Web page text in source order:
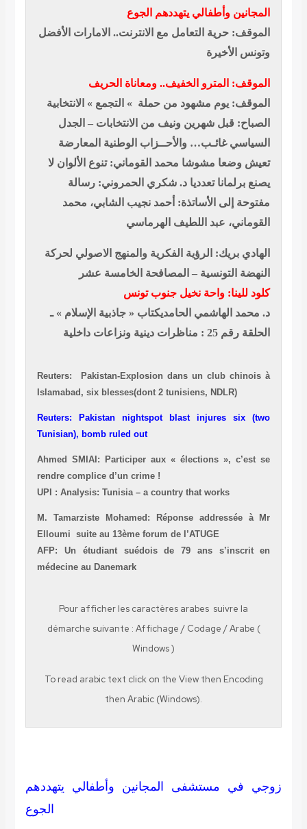
المجانين وأطفالي يتهددهم الجوع
الموقف: حرية التعامل مع الانترنت.. الامارات الأفضل
وتونس الأخيرة
الموقف: المترو الخفيف.. ومعاناة الحريف
الموقف: يوم مشهود من حملة » التجمع » الانتخابية
الصباح: قبل شهرين ونيف من الانتخابات – الجدل
السياسي غائـب… والأحــزاب الوطنية المعارضة
تعيش وضعا مشوشا محمد القوماني: تنوع الألوان لا
يصنع برلمانا تعدديا د. شكري الحمروني: رسالة
مفتوحة إلى الأساتذة: أحمد نجيب الشابي، محمد
القوماني، عبد اللطيف الهرماسي
الهادي بريك: الرؤية الفكرية والمنهج الاصولي لحركة
النهضة التونسية – المصافحة الخامسة عشر
كلود للينا: واحة نخيل جنوب تونس
د. محمد الهاشمي الحامديكتاب « جاذبية الإسلام » ـ
الحلقة رقم 25 : مناظرات دينية ونزاعات داخلية
Reuters: Pakistan-Explosion dans un club chinois à
Islamabad, six blesses(dont 2 tunisiens, NDLR)
Reuters: Pakistan nightspot blast injures six (two
Tunisian), bomb ruled out
Ahmed SMIAI: Participer aux « élections », c’est se
rendre complice d’un crime !
UPI :Analysis:Tunisia– a country that works
M. Tamarziste Mohamed: Réponse addressée à Mr
Elloumi suite au 13ème forum de l’ATUGE
AFP: Un étudiant suédois de 79 ans s’inscrit en
médecine au Danemark
Pour afficher les caractères arabes suivre la
démarche suivante : Affichage / Codage /Arabe (
Windows )
To read arabictext click on the Viewthen Encoding
thenArabic (Windows).
زوجي في مستشفى المجانين وأطفالي يتهددهم
الجوع